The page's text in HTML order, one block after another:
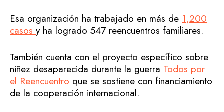
Esa organización ha trabajado en más de 1,200
casosy ha logrado 547 reencuentros familiares.
También cuenta con el proyecto específico sobre
niñez desaparecida durante la guerra Todos por
el Reencuentro que se sostiene con financiamiento
de la cooperación internacional.